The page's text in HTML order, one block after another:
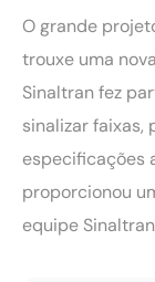
O grande
trouxe uma
Sinaltran fez
sinalizar faixas,
especificações
proporcionou
equipe